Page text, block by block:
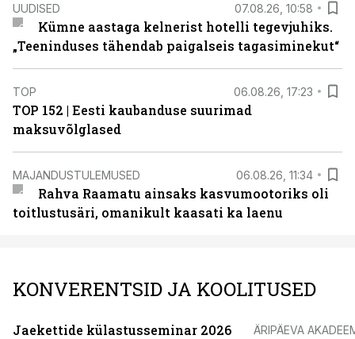
UUDISED 07.08.26, 10:58
Kümne aastaga kelnerist hotelli tegevjuhiks.
„Teeninduses tähendab paigalseis tagasiminekut“
TOP 06.08.26, 17:23
TOP 152 | Eesti kaubanduse suurimad
maksuvõlglased
MAJANDUSTULEMUSED 06.08.26, 11:34
Rahva Raamatu ainsaks kasvumootoriks oli
toitlustusäri, omanikult kaasati ka laenu
KONVERENTSID JA KOOLITUSED
Jaekettide külastusseminar 2026 ÄRIPÄEVA